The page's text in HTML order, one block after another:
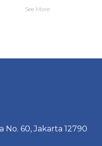
See More
No. 60,Jakarta 12790